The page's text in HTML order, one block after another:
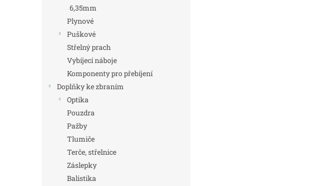
6,35mm
Plynové
Puškové
Střelný prach
Vybíjecí náboje
Komponenty pro přebíjení
Doplňky ke zbraním
Optika
Pouzdra
Pažby
Tlumiče
Terče, střelnice
Záslepky
Balistika